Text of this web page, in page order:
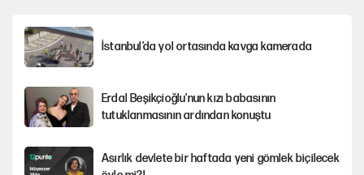
İstanbul’da yol ortasında kavga kamerada
Erdal Beşikçioğlu'nun kızı babasının
tutuklanmasının ardından konuştu
Asırlık devlete bir haftada yeni gömlek biçilecek